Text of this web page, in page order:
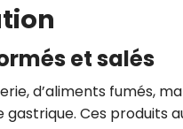
et salés
d’aliments fumés,
Ces produits
!